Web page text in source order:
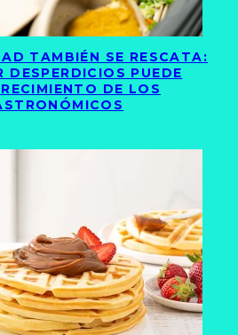
TAMBIÉN SE RESCATA:
DESPERDICIOS PUEDE
DE LOS